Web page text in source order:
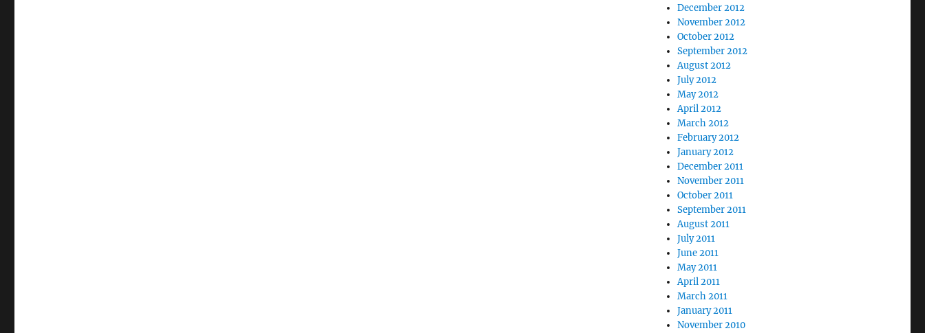
December 2012
November 2012
October 2012
September 2012
August 2012
July 2012
May 2012
April 2012
March 2012
February 2012
January 2012
December 2011
November 2011
October 2011
September 2011
August 2011
July 2011
June 2011
May 2011
April 2011
March 2011
January 2011
November 2010